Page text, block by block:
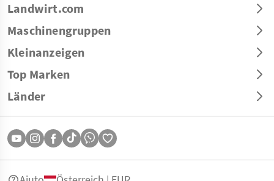
Landwirt.com
Maschinengruppen
Kleinanzeigen
Top Marken
Länder